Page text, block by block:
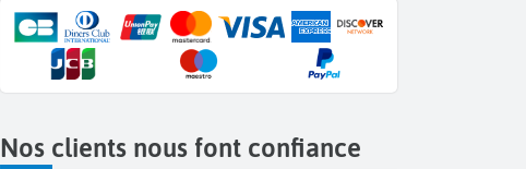
Nos clients nous font confiance